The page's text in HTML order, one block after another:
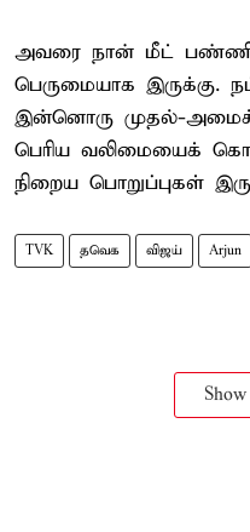
அவரை நான் மீட்
பெருமையாக இருக்கு.
இன்னொரு முதல்-
பெரிய வலிமையைக்
நிறைய பொறுப்புகள்
TVK தவெக விஜய் Arjun